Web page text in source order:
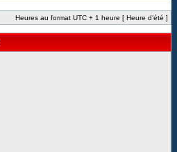
Heures au format UTC + 1 heure [ Heure d’été ]